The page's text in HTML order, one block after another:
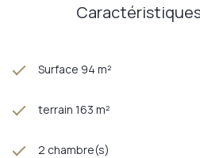
Surface 94 m²
terrain 163 m²
2 chambre(s)